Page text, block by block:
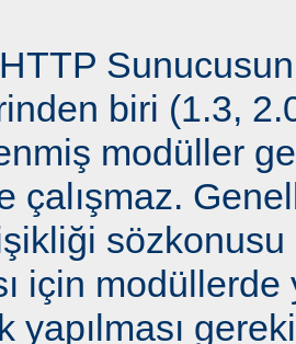
biri (1.3,
modüller
çalışmaz.
için
yapılması